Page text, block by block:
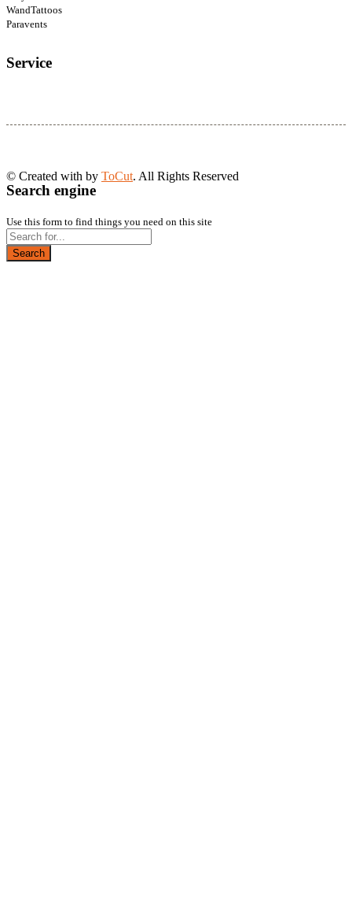
WandTattoos
Paravents
Service
© Created with by ToCut. All Rights Reserved
Search engine
Use this form to find things you need on this site
Search